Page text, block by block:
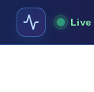
Live